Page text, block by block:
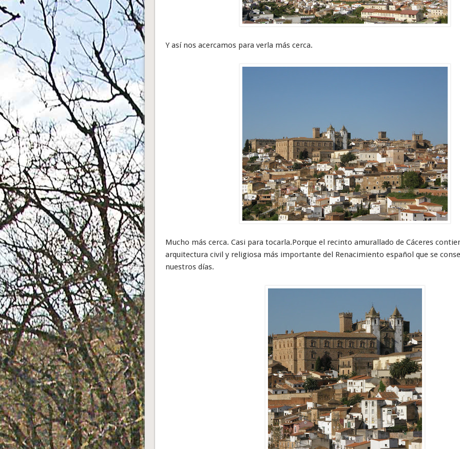
Y así nos acercamos para verla más cerca.
Mucho más cerca. Casi para tocarla.Porque el recinto amurallado de Cáceres
arquitectura civil y religiosa más importante del Renacimiento español que se
nuestros días.